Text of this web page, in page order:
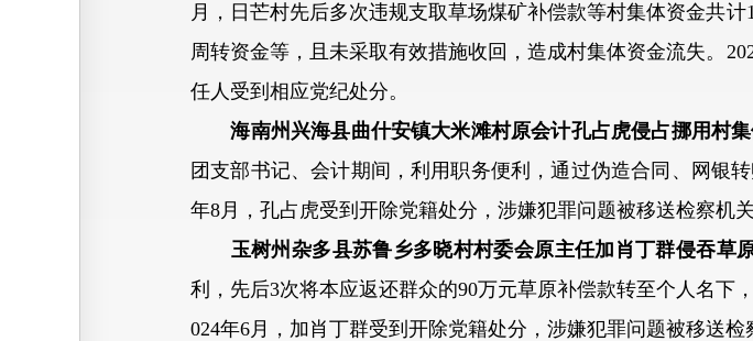
月，日芒村先后多次违规支取草场煤矿补偿款等村集体资金共
周转资金等，且未采取有效措施收回，造成村集体资金流失。
任人受到相应党纪处分。
海南州兴海县曲什安镇大米滩村原会计孔占虎侵占挪用村
团支部书记、会计期间，利用职务便利，通过伪造合同、网银
年8月，孔占虎受到开除党籍处分，涉嫌犯罪问题被移送检察机
玉树州杂多县苏鲁乡多晓村村委会原主任加肖丁群侵吞草
利，先后3次将本应返还群众的90万元草原补偿款转至个人名下
024年6月，加肖丁群受到开除党籍处分，涉嫌犯罪问题被移送检